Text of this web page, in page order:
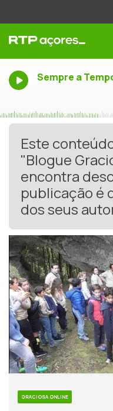
Sempre a
Este
"Blogue
encontra
publicação é
dos seus
GRACIOSA ONLINE